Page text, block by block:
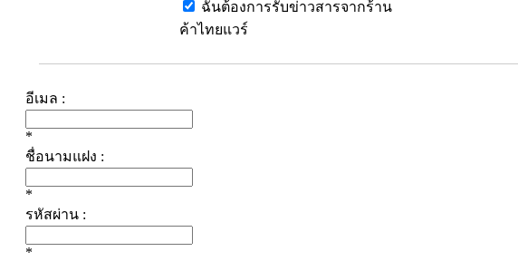
ฉันต้องการรับข่าวสารจากร้าน
ค้าไทยแวร์
อีเมล :
*
ชื่อนามแฝง :
*
รหัสผ่าน :
*